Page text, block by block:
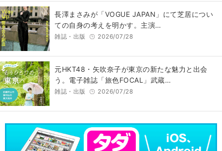
長澤まさみが「VOGUE JAPAN」にて芝居につい
ての自身の考えを明かす。主演…
雑誌・出版 2026/07/28
元HKT48・矢吹奈子が東京の新たな魅力と出会
う。電子雑誌「旅色FOCAL」武蔵…
雑誌・出版 2026/07/28